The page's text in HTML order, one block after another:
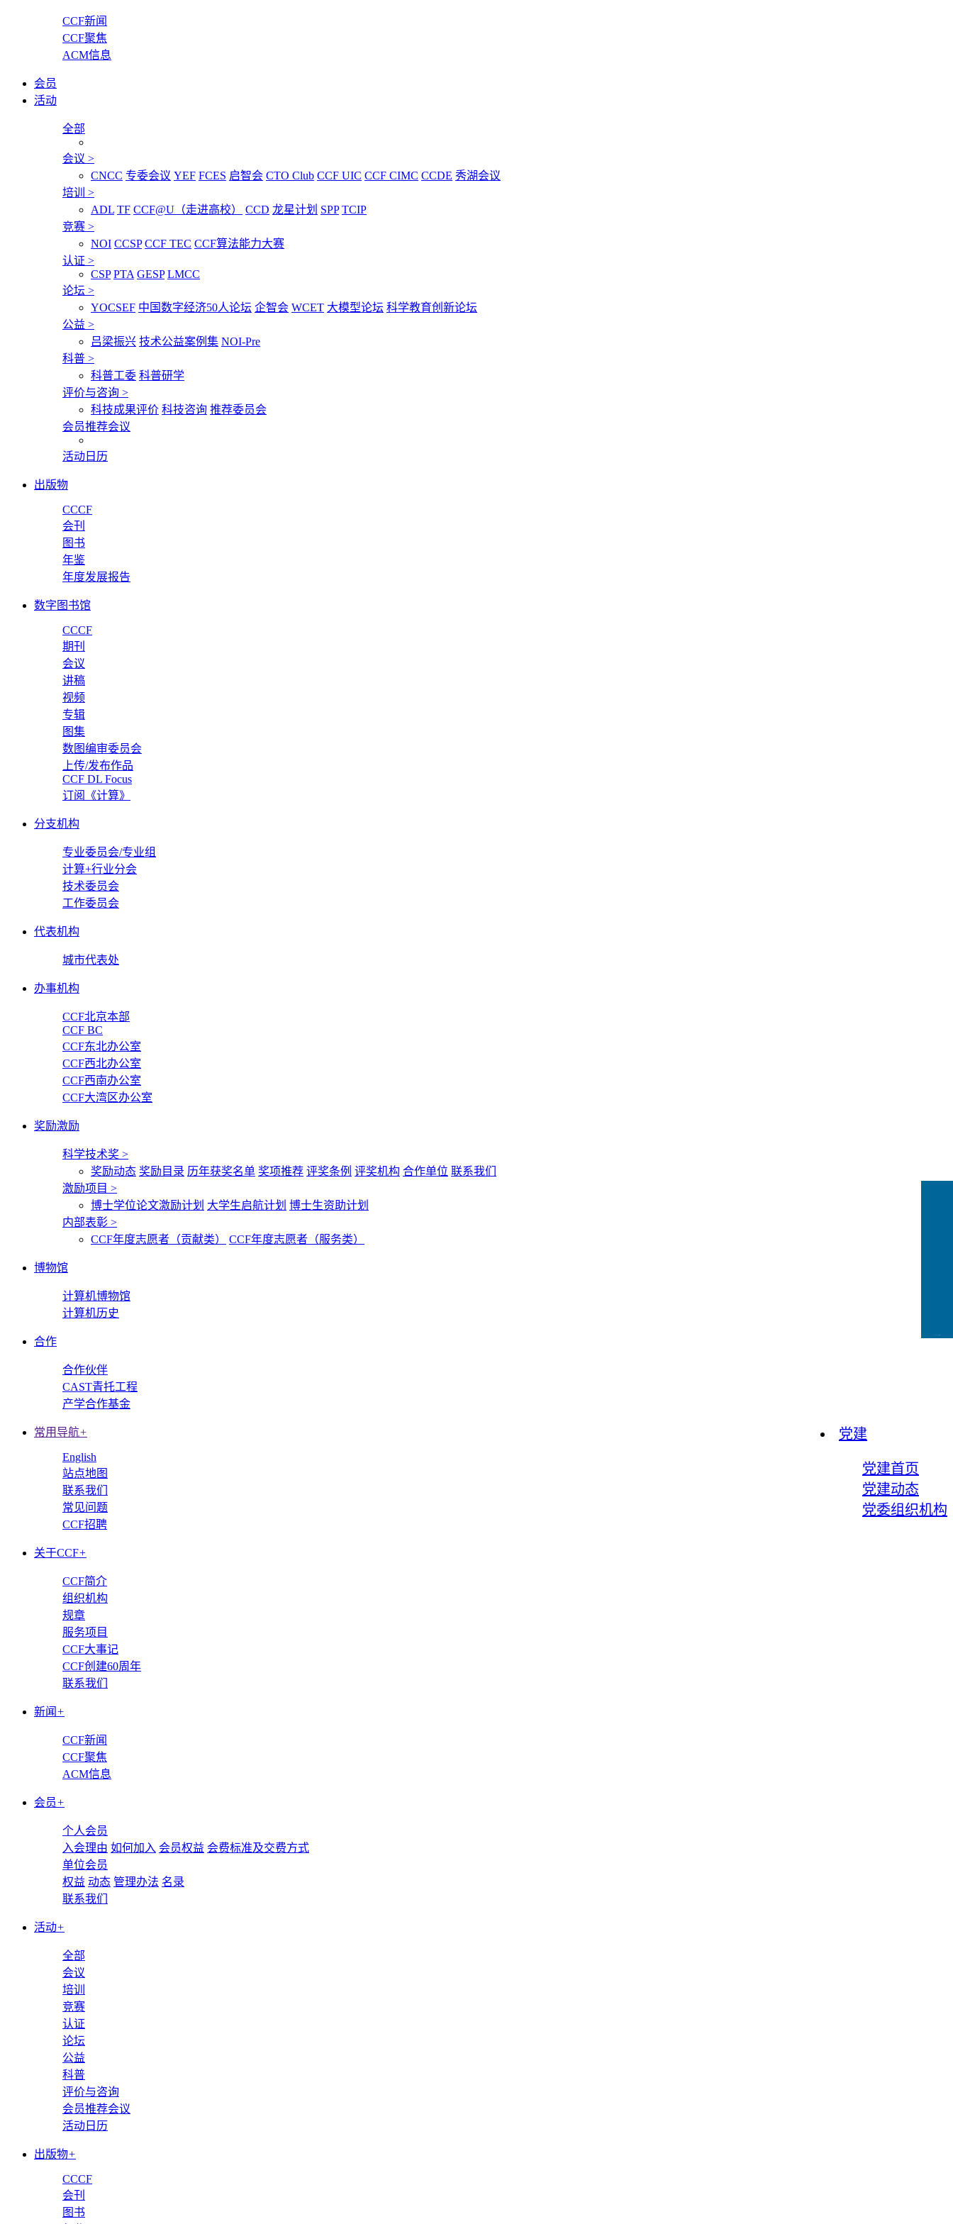
CCF新闻
CCF聚焦
ACM信息
会员
活动
全部
会议 >
CNCC 专委会议 YEF FCES 启智会 CTO Club CCF UIC CCF CIMC CCDE 秀湖会议
培训 >
ADL TF CCF@U（走进高校） CCD 龙星计划 SPP TCIP
竞赛 >
NOI CCSP CCF TEC CCF算法能力大赛
认证 >
CSP PTA GESP LMCC
论坛 >
YOCSEF 中国数字经济50人论坛 企智会 WCET 大模型论坛 科学教育创新论坛
公益 >
吕梁振兴 技术公益案例集 NOI-Pre
科普 >
科普工委 科普研学
评价与咨询 >
科技成果评价 科技咨询 推荐委员会
会员推荐会议
活动日历
出版物
CCCF
会刊
图书
年鉴
年度发展报告
数字图书馆
CCCF
期刊
会议
讲稿
视频
专辑
图集
数图编审委员会
上传/发布作品
CCF DL Focus
订阅《计算》
分支机构
专业委员会/专业组
计算+行业分会
技术委员会
工作委员会
代表机构
城市代表处
办事机构
CCF北京本部
CCF BC
CCF东北办公室
CCF西北办公室
CCF西南办公室
CCF大湾区办公室
奖励激励
科学技术奖 >
奖励动态 奖励目录 历年获奖名单 奖项推荐 评奖条例 评奖机构 合作单位 联系我们
激励项目 >
博士学位论文激励计划 大学生启航计划 博士生资助计划
内部表彰 >
CCF年度志愿者（贡献类）
CCF年度志愿者（服务类）
博物馆
计算机博物馆
计算机历史
合作
合作伙伴
CAST青托工程
产学合作基金
党建
党建首页
党建动态
党委组织机构
常用导航+
English
站点地图
联系我们
常见问题
CCF招聘
关于CCF+
CCF简介
组织机构
规章
服务项目
CCF大事记
CCF创建60周年
联系我们
新闻 +
CCF新闻
CCF聚焦
ACM信息
会员+
个人会员
入会理由 如何加入 会员权益 会费标准及交费方式
单位会员
权益 动态 管理办法 名录
联系我们
活动+
全部
会议
培训
竞赛
认证
论坛
公益
科普
评价与咨询
会员推荐会议
活动日历
出版物+
CCCF
会刊
图书